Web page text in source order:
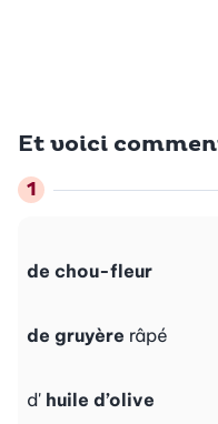
Et voici
de chou-fleur
de gruyère râpé
d' huile d’olive